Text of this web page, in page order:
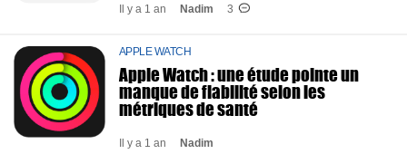
Il y a 1 an Nadim 3
APPLE WATCH
Apple Watch : une étude pointe un
manque de fiabilité selon les
métriques de santé
Il y a 1 an Nadim